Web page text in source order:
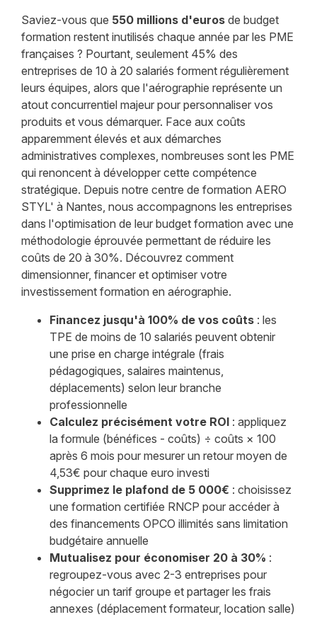
Saviez-vous que 550 millions d'eurosde budget
formation restent inutilisés chaque année par les PME
françaises ? Pourtant, seulement 45% des
entreprises de 10 à 20 salariés forment régulièrement
leurs équipes, alors que l'aérographie représente un
atout concurrentiel majeur pour personnaliser vos
produits et vous démarquer. Face aux coûts
apparemment élevés et aux démarches
administratives complexes, nombreuses sont les PME
qui renoncent à développer cette compétence
stratégique. Depuis notre centre de formation AERO
STYL' à Nantes, nous accompagnons les entreprises
dans l'optimisation de leur budget formation avec une
méthodologie éprouvée permettant de réduire les
coûts de 20 à 30%. Découvrez comment
dimensionner, financer et optimiser votre
investissement formation en aérographie.
Financez jusqu'à 100% de vos coûts: les
TPE de moins de 10 salariés peuvent obtenir
une prise en charge intégrale (frais
pédagogiques, salaires maintenus,
déplacements) selon leur branche
professionnelle
Calculez précisément votre ROI: appliquez
la formule (bénéfices - coûts) ÷ coûts × 100
après 6 mois pour mesurer un retour moyen de
4,53€ pour chaque euro investi
Supprimez le plafond de 5 000€ : choisissez
une formation certifiée RNCP pour accéder à
des financements OPCO illimités sans limitation
budgétaire annuelle
Mutualisez pour économiser 20 à 30% :
regroupez-vous avec 2-3 entreprises pour
négocier un tarif groupe et partager les frais
annexes (déplacement formateur, location salle)